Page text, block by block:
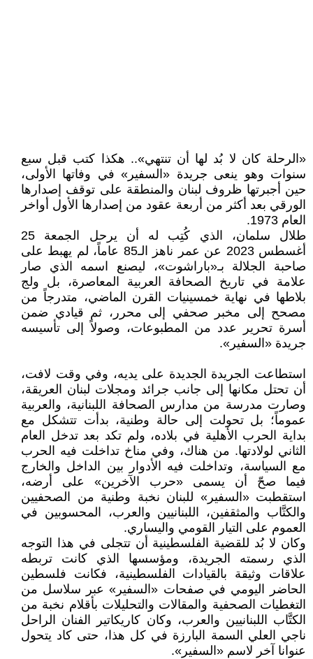
«الرحلة كان لا بُد لها أن تنتهي».. هكذا كتب قبل سبع
سنوات وهو ينعى جريدة «السفير» في وفاتها الأولى،
حين أجبرتها ظروف لبنان والمنطقة على توقف إصدارها
الورقي بعد أكثر من أربعة عقود من إصدارها الأول أواخر
العام 1973.
طلال سلمان، الذي كُتِب له أن يرحل الجمعة 25
أغسطس 2023 عن عمر ناهز الـ85 عاماً، لم يهبط على
صاحبة الجلالة بـ«باراشوت»، ليصنع اسمه الذي صار
علامة في تاريخ الصحافة العربية المعاصرة، بل ولج
بلاطها في نهاية خمسينيات القرن الماضي، متدرجاً من
مصحح إلى مخبر صحفي إلى محرر، ثم قيادي ضمن
أسرة تحرير عدد من المطبوعات، وصولاً إلى تأسيسه
جريدة «السفير».
استطاعت الجريدة الجديدة على يديه، وفي وقت لافت،
أن تحتل مكانها إلى جانب جرائد ومجلات لبنان العريقة،
وصارت مدرسة من مدارس الصحافة اللبنانية، والعربية
عموماً؛ بل تحولت إلى حالة وطنية، بدأت تتشكل مع
بداية الحرب الأهلية في بلاده، ولم تكد بعد تدخل العام
الثاني لولادتها. من هناك، وفي مناخ تداخلت فيه الحرب
مع السياسة، وتداخلت فيه الأدوار بين الداخل والخارج
فيما صحّ أن يسمى «حرب الآخرين» على أرضه،
استقطبت «السفير» للبنان نخبة وطنية من الصحفيين
والكتَّاب والمثقفين، اللبنانيين والعرب، المحسوبين في
العموم على التيار القومي واليساري.
وكان لا بُد للقضية الفلسطينية أن تتجلى في هذا التوجه
الذي رسمته الجريدة، ومؤسسها الذي كانت تربطه
علاقات وثيقة بالقيادات الفلسطينية، فكانت فلسطين
الحاضر اليومي في صفحات «السفير» عبر سلاسل من
التغطيات الصحفية والمقالات والتحليلات بأقلام نخبة من
الكتَّاب اللبنانيين والعرب، وكان كاريكاتير الفنان الراحل
ناجي العلي السمة البارزة في كل هذا، حتى كاد يتحول
عنوانا آخر لاسم «السفير».